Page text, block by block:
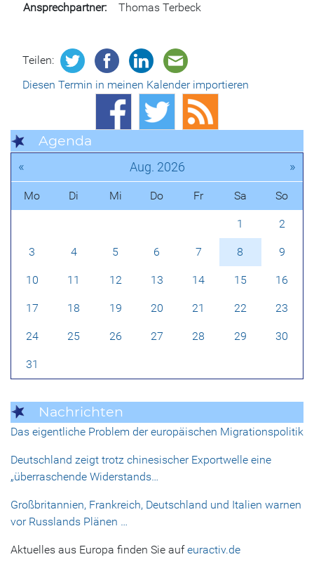
Ansprechpartner
Thomas Terbeck
Teilen:
Diesen Termin in meinen Kalender importieren
Agenda
« Aug. 2026 »
Mo Di Mi Do Fr Sa So
1 2
3 4 5 6 7 8 9
10 11 12 13 14 15 16
17 18 19 20 21 22 23
24 25 26 27 28 29 30
31
Nachrichten
Das eigentliche Problem der europäischen Migrationspolitik
Deutschland zeigt trotz chinesischer Exportwelle eine
„überraschende Widerstands…
Großbritannien, Frankreich, Deutschland und Italien warnen
vor Russlands Plänen …
Aktuelles aus Europa finden Sie aufeuractiv.de